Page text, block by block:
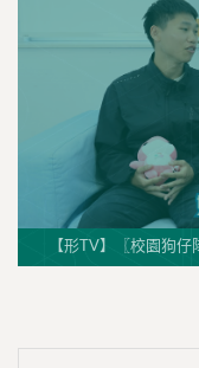
【形TV】〖校園狗